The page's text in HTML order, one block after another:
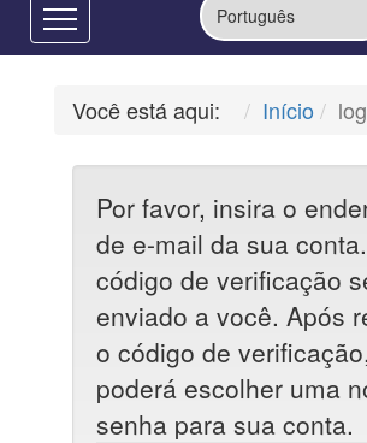
Você está aqui: Início
Por favor, insira o
de e-mail da sua
código de verificação
enviado a você. Após
o código de
poderá escolher uma
senha para sua conta.